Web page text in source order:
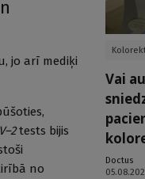
jo arī mediķi
tests bijis
no
Vai
Doctus